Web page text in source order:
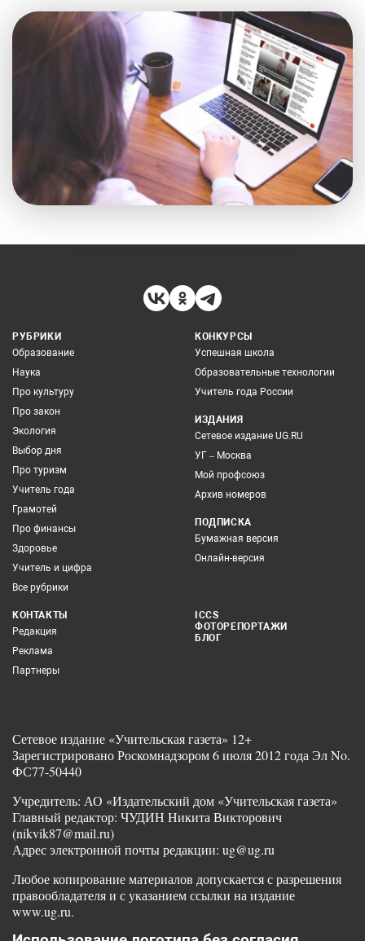
РУБРИКИ
Образование
Наука
Про культуру
Про закон
Экология
Выбор дня
Про туризм
Учитель года
Грамотей
Про финансы
Здоровье
Учитель и цифра
Все рубрики
КОНКУРСЫ
Успешная школа
Образовательные технологии
Учитель года России
ИЗДАНИЯ
Сетевое издание UG.RU
УГ – Москва
Мой профсоюз
Архив номеров
ПОДПИСКА
Бумажная версия
Онлайн-версия
КОНТАКТЫ
Редакция
Реклама
Партнеры
ICCS
ФОТОРЕПОРТАЖИ
БЛОГ
Сетевое издание «Учительская газета» 12+
Зарегистрировано Роскомнадзором 6 июля 2012 года Эл No.
ФС77-50440
Учредитель: АО «Издательский дом «Учительская газета»
Главный редактор: ЧУДИН Никита Викторович
(nikvik87@mail.ru)
Адрес электронной почты редакции: ug@ug.ru
Любое копирование материалов допускается с разрешения
правообладателя и с указанием ссылки на издание
www.ug.ru.